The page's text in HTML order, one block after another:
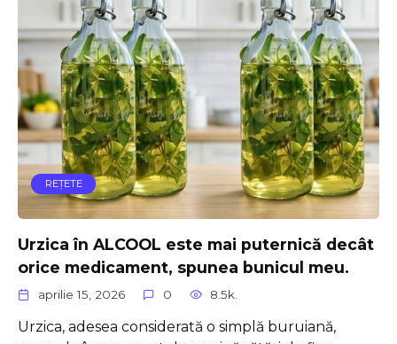
REŢETE
Urzica în ALCOOL este mai puternică decât
orice medicament, spunea bunicul meu.
aprilie 15, 2026 0 8.5k.
Urzica, adesea considerată o simplă buruiană,